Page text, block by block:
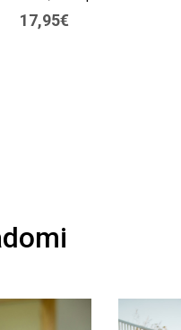
17,95€